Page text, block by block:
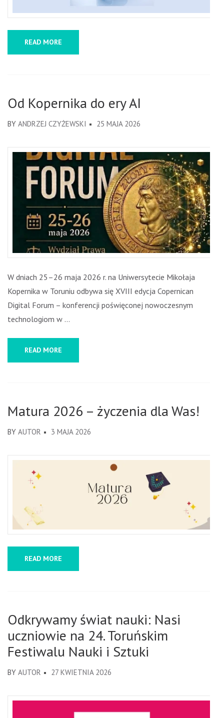
READ MORE
Od Kopernika do ery AI
BY ANDRZEJ CZYŻEWSKI 25 MAJA 2026
W dniach 25–26 maja 2026 r. na Uniwersytecie Mikołaja
Kopernika w Toruniu odbywa się XVIII edycja Copernican
Digital Forum – konferencji poświęconej nowoczesnym
technologiom w …
READ MORE
Matura 2026 – życzenia dla Was!
BY AUTOR 3 MAJA 2026
READ MORE
Odkrywamy świat nauki: Nasi
uczniowie na 24. Toruńskim
Festiwalu Nauki i Sztuki
BY AUTOR 27 KWIETNIA 2026